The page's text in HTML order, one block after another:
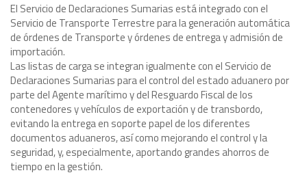
El Servicio de Declaraciones Sumarias está integrado con el
Servicio de Transporte Terrestre para la generación automática
de órdenes de Transporte y órdenes de entrega y admisión de
importación.
Las listas de carga se integran igualmente con el Servicio de
Declaraciones Sumarias para el control del estado aduanero por
parte del Agente marítimo y del Resguardo Fiscal de los
contenedores y vehículos de exportación y de transbordo,
evitando la entrega en soporte papel de los diferentes
documentos aduaneros, así como mejorando el control y la
seguridad, y, especialmente, aportando grandes ahorros de
tiempo en la gestión.